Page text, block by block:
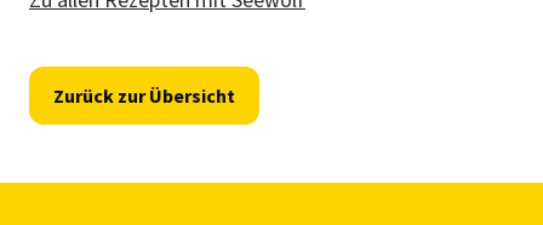
Zurück zur Übersicht